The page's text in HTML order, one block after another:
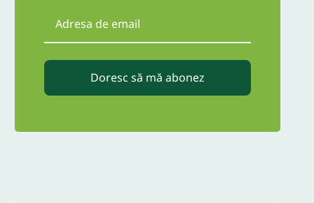
Doresc să mă abonez